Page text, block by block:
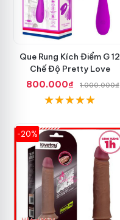
Que Rung Kích Điểm G 12
Chế Độ Pretty Love
800.000₫
1.000.000₫
-20%